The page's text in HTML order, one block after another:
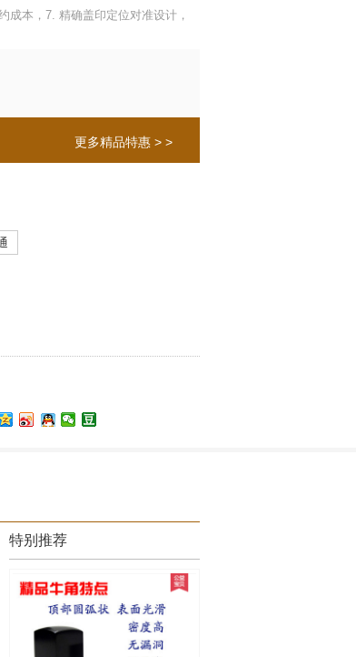
本，7. 精确盖印定位对准设计，
更多精品特惠 > >
特别推荐